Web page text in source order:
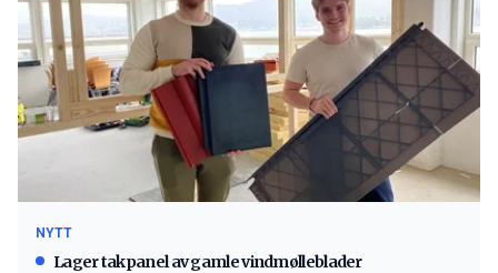
NYTT
Lager takpanel av gamle vindmølleblader